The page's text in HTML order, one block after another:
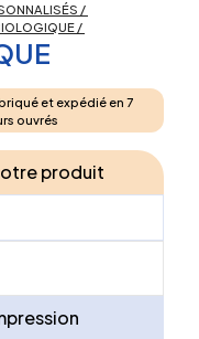
/
/
et expédié en 7
ouvrés
produit